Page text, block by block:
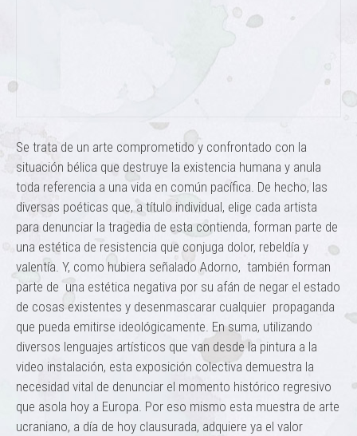
Se trata de un arte comprometido y confrontado con la
situación bélica que destruye la existencia humana y anula
toda referencia a una vida en común pacífica. De hecho, las
diversas poéticas que, a título individual, elige cada artista
para denunciar la tragedia de esta contienda, forman parte de
una estética de resistencia que conjuga dolor, rebeldía y
valentía. Y, como hubiera señalado Adorno, también forman
parte de una estética negativa por su afán de negar el estado
de cosas existentes y desenmascarar cualquier propaganda
que pueda emitirse ideológicamente. En suma, utilizando
diversos lenguajes artísticos que van desde la pintura a la
video instalación, esta exposición colectiva demuestra la
necesidad vital de denunciar el momento histórico regresivo
que asola hoy a Europa. Por eso mismo esta muestra de arte
ucraniano, a día de hoy clausurada, adquiere ya el valor